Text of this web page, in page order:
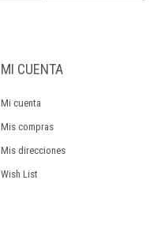
MI CUENTA
Mi cuenta
Mis compras
Mis direcciones
Wish List